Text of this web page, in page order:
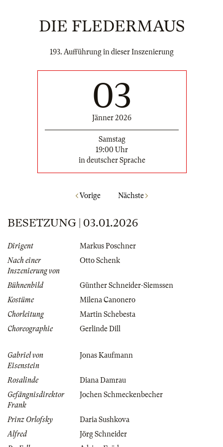
DIE FLEDERMAUS
193. Aufführung in dieser Inszenierung
03
Jänner 2026
Samstag
19:00 Uhr
in deutscher Sprache
Vorige Nächste
BESETZUNG | 03.01.2026
Dirigent
Markus Poschner
Nach einer
Inszenierung von
Otto Schenk
Bühnenbild
Günther Schneider-Siemssen
Kostüme
Milena Canonero
Chorleitung
Martin Schebesta
Choreographie
Gerlinde Dill
Gabriel von
Eisenstein
Jonas Kaufmann
Rosalinde
Diana Damrau
Gefängnisdirektor
Frank
Jochen Schmeckenbecher
Prinz Orlofsky
Daria Sushkova
Alfred
Jörg Schneider